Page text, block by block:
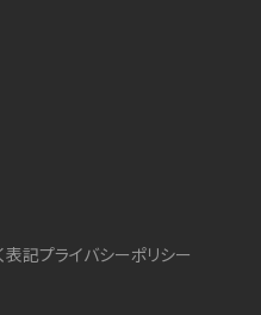
表記プライバシーポリシー